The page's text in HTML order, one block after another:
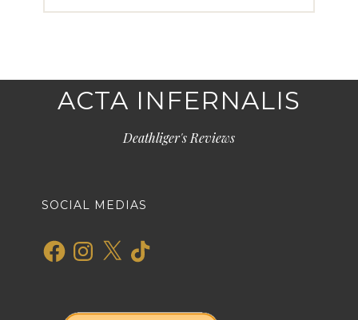
ACTA INFERNALIS
Deathliger's Reviews
SOCIAL MEDIAS
FacebookInstagram
X TikTok